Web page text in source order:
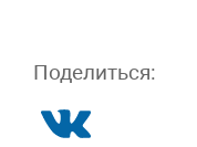
Поделиться: